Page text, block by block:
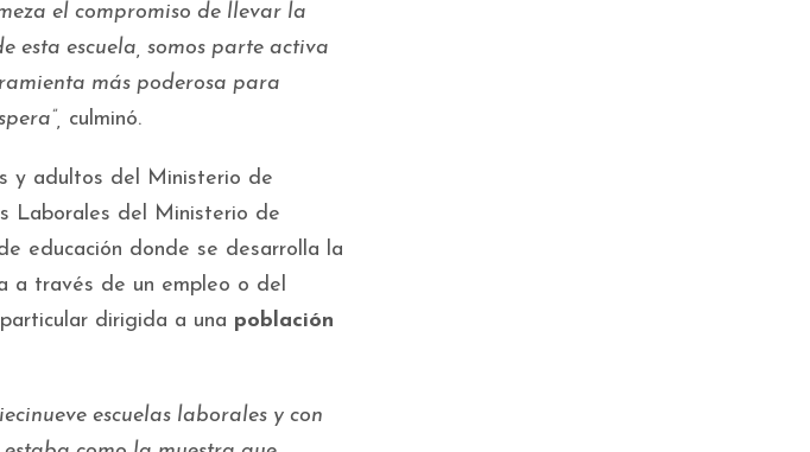
el compromiso de llevar la
esta escuela, somos parte activa
más poderosa para
culminó.
y adultos del Ministerio de
Laborales del Ministerio de
educación donde se desarrolla la
a través de un empleo o del
dirigida a una población
escuelas laborales y con